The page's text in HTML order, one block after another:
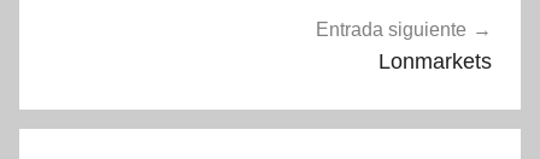
Entrada siguiente
Lonmarkets